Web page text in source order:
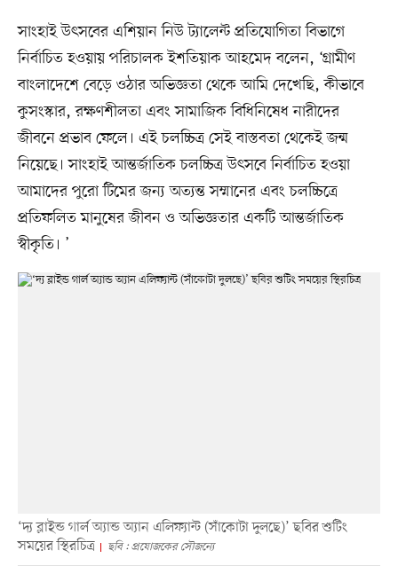
সাংহাই উৎসবের এশিয়ান নিউ ট্যালেন্ট প্রতিযোগিতা বিভাগে
নির্বাচিত হওয়ায় পরিচালক ইশতিয়াক আহমেদ বলেন, ‘গ্রামীণ
বাংলাদেশে বেড়ে ওঠার অভিজ্ঞতা থেকে আমি দেখেছি, কীভাবে
কুসংস্কার, রক্ষণশীলতা এবং সামাজিক বিধিনিষেধ নারীদের
জীবনে প্রভাব ফেলে। এই চলচ্চিত্র সেই বাস্তবতা থেকেই জন্ম
নিয়েছে। সাংহাই আন্তর্জাতিক চলচ্চিত্র উৎসবে নির্বাচিত হওয়া
আমাদের পুরো টিমের জন্য অত্যন্ত সম্মানের এবং চলচ্চিত্রে
প্রতিফলিত মানুষের জীবন ও অভিজ্ঞতার একটি আন্তর্জাতিক
স্বীকৃতি। ’
‘দ্য ব্লাইন্ড গার্ল অ্যান্ড অ্যান এলিফ্যান্ট (সাঁকোটা দুলছে)’ ছবির শুটিং
সময়ের স্থিরচিত্র
ছবি : প্রযোজকের সৌজন্যে